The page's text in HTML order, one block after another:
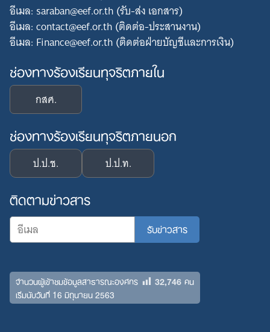
อีเมล: saraban@eef.or.th (รับ-ส่ง เอกสาร)
อีเมล: contact@eef.or.th (ติดต่อ-ประสานงาน)
อีเมล: Finance@eef.or.th (ติดต่อฝ่ายบัญชีและการเงิน)
ช่องทางร้องเรียนทุจริตภายใน
กสศ.
ช่องทางร้องเรียนทุจริตภายนอก
ป.ป.ช. ป.ป.ท.
ติดตามข่าวสาร
จำนวนผู้เข้าชมข้อมูลสาธารณะองค์กร 32,746คน
เริ่มนับวันที่ 16 มิถุนายน 2563